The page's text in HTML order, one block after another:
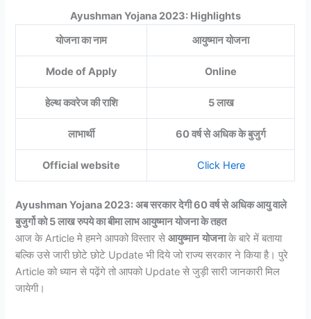
Ayushman Yojana 2023: Highlights
योजना का नाम
आयुष्मान योजना
Mode of Apply Online
हेल्थ कवरेज की राशि 5 लाख
लाभार्थी 60 वर्ष से अधिक के बुजुर्ग
Official website Click Here
Ayushman Yojana 2023: अब सरकार देगी 60 वर्ष से अधिक आयु वाले
बुजुर्गो को 5 लाख रुपये का बीमा लाभ आयुष्मान योजना के तहत
आज के Article मे हमने आपको विस्तार सेआयुष्मान योजनाके बारे में बताया
बल्कि उसे जारी छोटे छोटे Update भी दिये जो राज्य सरकार ने किया है। पुरे
Article को ध्यान से पढ़ेंगे तो आपको Update से जुड़ी सारी जानकारी मिल
जायेगी।